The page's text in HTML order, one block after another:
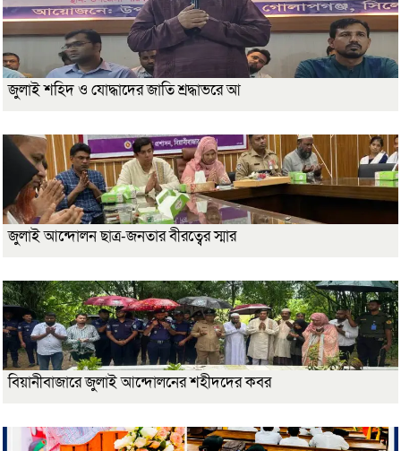
জুলাই শহিদ ও যোদ্ধাদের জাতি শ্রদ্ধাভরে আ
জুলাই আন্দোলন ছাত্র-জনতার বীরত্বের স্মার
বিয়ানীবাজারে জুলাই আন্দোলনের শহীদদের কবর